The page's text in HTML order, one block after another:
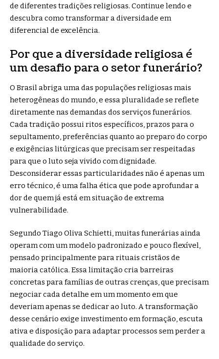
de diferentes tradições religiosas. Continue lendo e
descubra como transformar a diversidade em
diferencial de excelência.
Por que a diversidade religiosa é
um desafio para o setor funerário?
O Brasil abriga uma das populações religiosas mais
heterogêneas do mundo, e essa pluralidade se reflete
diretamente nas demandas dos serviços funerários.
Cada tradição possui ritos específicos, prazos para o
sepultamento, preferências quanto ao preparo do corpo
e exigências litúrgicas que precisam ser respeitadas
para que o luto seja vivido com dignidade.
Desconsiderar essas particularidades não é apenas um
erro técnico, é uma falha ética que pode aprofundar a
dor de quem já está em situação de extrema
vulnerabilidade.
Segundo Tiago Oliva Schietti, muitas funerárias ainda
operam com um modelo padronizado e pouco flexível,
pensado principalmente para rituais cristãos de
maioria católica. Essa limitação cria barreiras
concretas para famílias de outras crenças, que precisam
negociar cada detalhe em um momento em que
deveriam apenas se dedicar ao luto. A transformação
desse cenário exige investimento em formação, escuta
ativa e disposição para adaptar processos sem perder a
qualidade do serviço.